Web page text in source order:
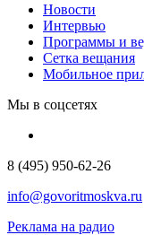
Новости
Интервью
Программы и
Сетка вещания
Мобильное
Мы в соцсетях
8 (495) 950-62-26
info@govoritmoskva.ru
Реклама на радио